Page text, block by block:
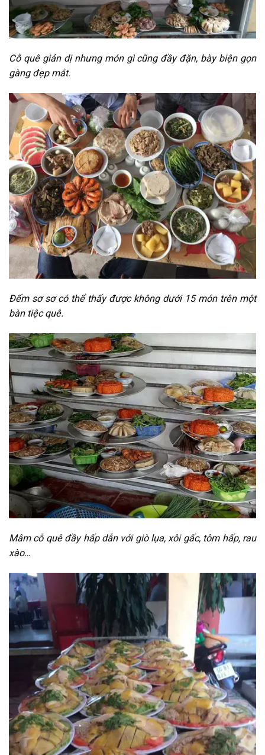
Cỗ quê giản dị nhưng món gì cũng đầy đặn, bày biện gọn
gàng đẹp mắt.
Đếm sơ sơ có thể thấy được không dưới 15 món trên một
bàn tiệc quê.
Mâm cỗ quê đầy hấp dẫn với giò lụa, xôi gấc, tôm hấp, rau
xào…